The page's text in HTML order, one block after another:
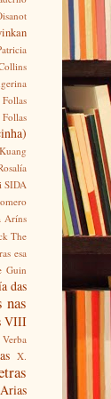
SIDA
Aríns
The
esa
Guin
das
nas
VIII
Verba
X.